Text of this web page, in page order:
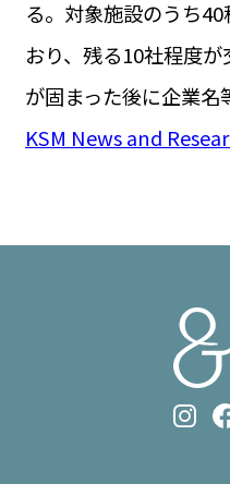
る。対象施設のうち
おり、残る10社程度
が固まった後に企業名
KSM News and